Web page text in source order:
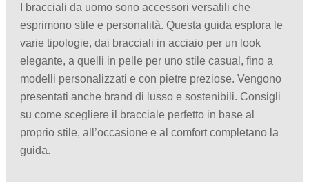
I bracciali da uomo sono accessori versatili che
esprimono stile e personalità. Questa guida esplora le
varie tipologie, dai bracciali in acciaio per un look
elegante, a quelli in pelle per uno stile casual, fino a
modelli personalizzati e con pietre preziose. Vengono
presentati anche brand di lusso e sostenibili. Consigli
su come scegliere il bracciale perfetto in base al
proprio stile, all’occasione e al comfort completano la
guida.